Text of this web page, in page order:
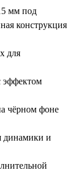
мм под
конструкция
для
эффектом
чёрном фоне
динамики и